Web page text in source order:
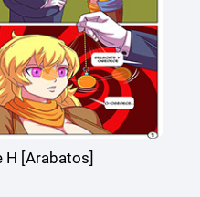
H [Arabatos]